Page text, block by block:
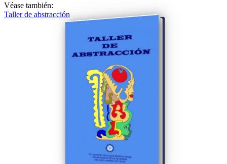
Véase también:
Taller de abstracción